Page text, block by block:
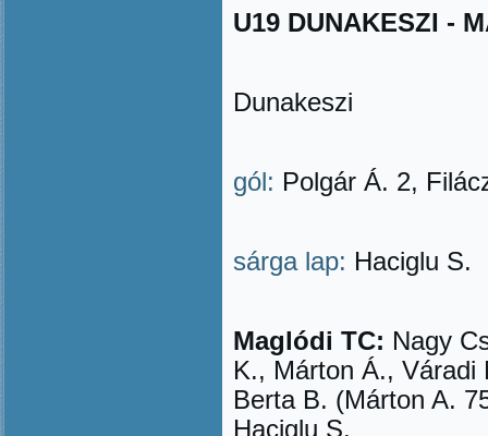
U19 DUNAKESZI -
Dunakeszi
gól: Polgár Á. 2,
sárga lap: Haciglu S.
Maglódi TC: Nagy
K., Márton Á.,
Berta B. (Márton A.
Haciglu S.